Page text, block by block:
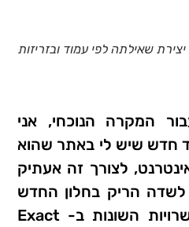
המקרה הנוכחי, אני
חדש שיש לי באתר שהוא
באינטרנט, לצורך זה אעתיק
הריק בחלון החדש
ואבחר מבין האפשרויות השונות ב- Exact